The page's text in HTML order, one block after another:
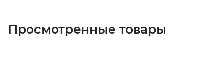
Просмотренные товары